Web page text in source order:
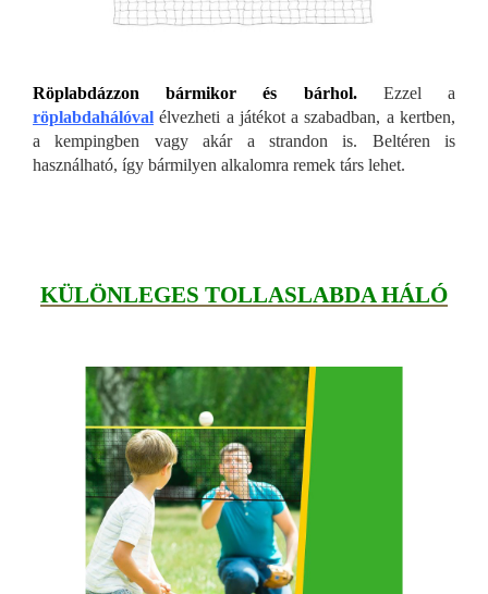
Röplabdázzon bármikor és bárhol.Ezzel a
röplabdahálóval élvezheti a játékot a szabadban, a kertben,
a kempingben vagy akár a strandon is. Beltéren is
használható, így bármilyen alkalomra remek társ lehet.
KÜLÖNLEGES TOLLASLABDA HÁLÓ